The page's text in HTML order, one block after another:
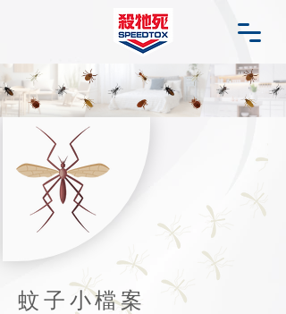
蚊子小檔案